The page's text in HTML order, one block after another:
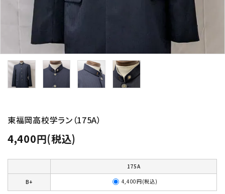
東福岡高校学ラン（175A）
4,400円(税込)
175A
B+ 4,400円(税込)